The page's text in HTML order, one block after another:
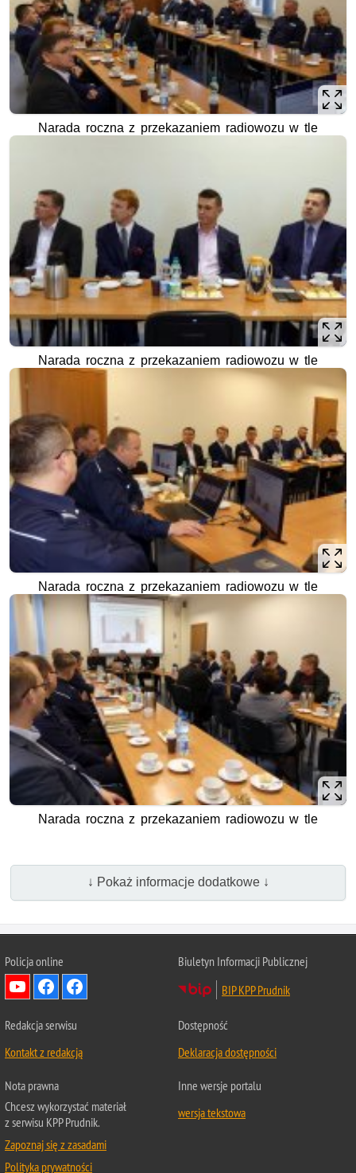
Narada roczna z przekazaniem radiowozu w tle
Narada roczna z przekazaniem radiowozu w tle
Narada roczna z przekazaniem radiowozu w tle
Narada roczna z przekazaniem radiowozu w tle
↓ Pokaż informacje dodatkowe ↓
Policja online
Biuletyn Informacji Publicznej
BIP KPP Prudnik
Redakcja serwisu
Kontakt z redakcją
Dostępność
Deklaracja dostępności
Nota prawna
Chcesz wykorzystać materiał
z serwisu KPP Prudnik.
Zapoznaj się z zasadami
Polityka prywatności
Inne wersje portalu
wersja tekstowa